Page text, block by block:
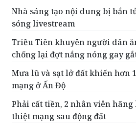
Nhà sáng tạo nội dung bị bắn
sóng livestream
Triều Tiên khuyên người dân
chống lại đợt nắng nóng gay
Mưa lũ và sạt lở đất khiến hơn
mạng ở Ấn Độ
Phải cất tiền, 2 nhân viên hãng
thiệt mạng sau động đất